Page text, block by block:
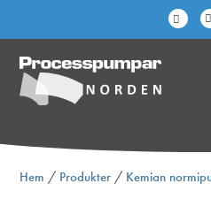
Hem / Produkter / Kemian